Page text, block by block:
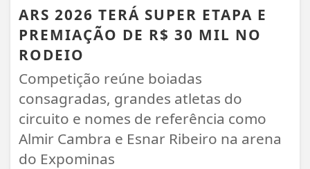
ARS 2026 TERÁ SUPER ETAPA E
PREMIAÇÃO DE R$ 30 MIL NO
RODEIO
Competição reúne boiadas
consagradas, grandes atletas do
circuito e nomes de referência como
Almir Cambra e Esnar Ribeiro na arena
do Expominas